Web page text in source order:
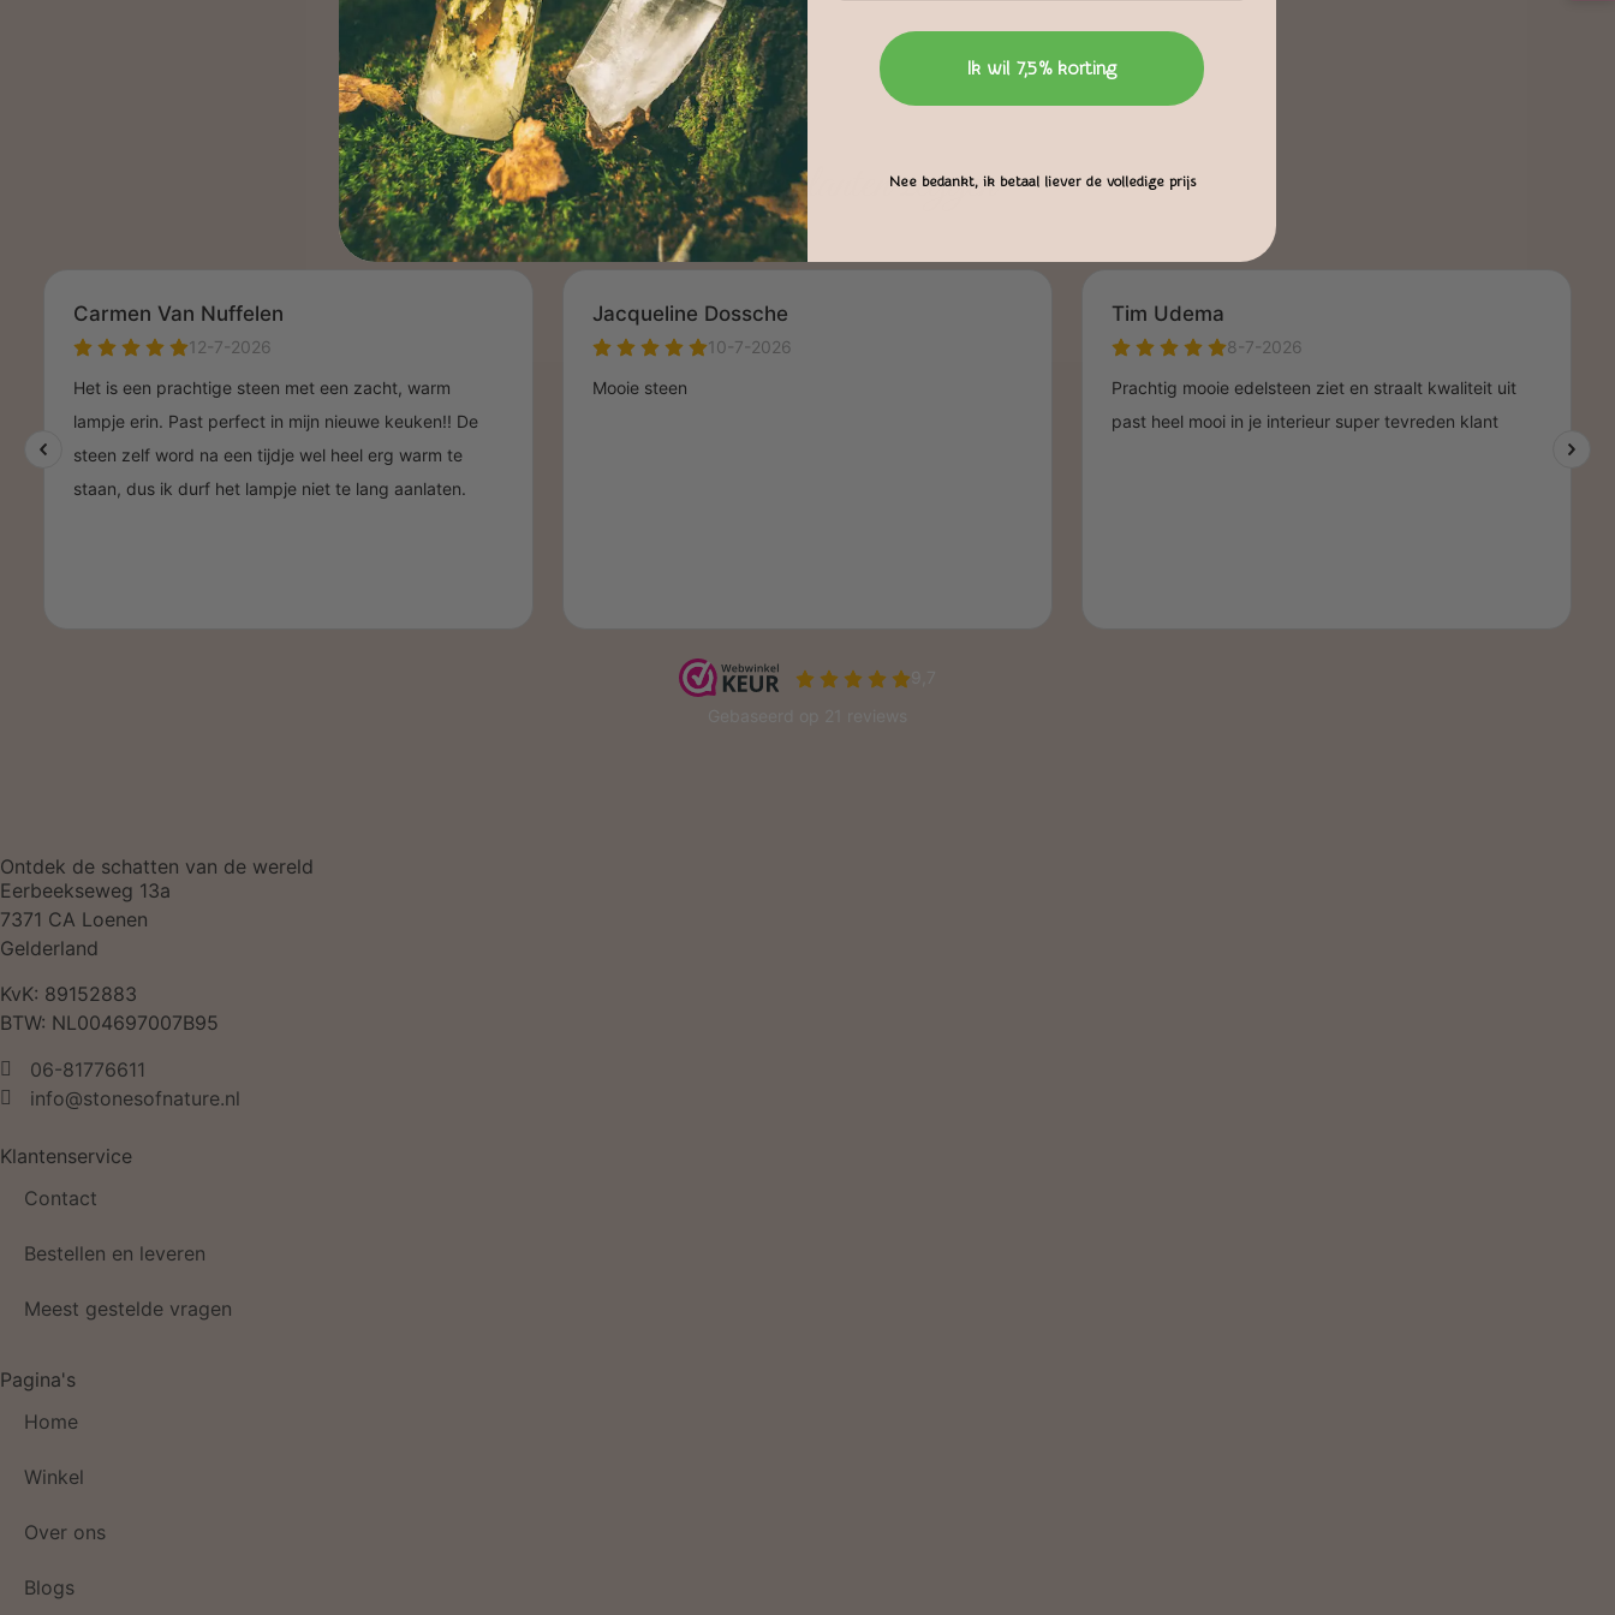
Wat onze klanten zeggen
Ontdek de schatten van de wereld
Eerbeekseweg 13a
7371 CA Loenen
Gelderland
KvK: 89152883
BTW: NL004697007B95
06-81776611
info@stonesofnature.nl
Klantenservice
Contact
Bestellen en leveren
Meest gestelde vragen
Pagina's
Home
Winkel
Over ons
Blogs
Ik wil 7,5% korting
Nee bedankt, ik betaal liever de volledige prijs